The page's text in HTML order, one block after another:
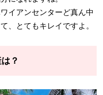
イアンセンターど真ん中
、とてもキレイですよ。
？